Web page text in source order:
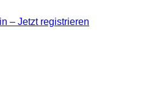
– Jetzt registrieren